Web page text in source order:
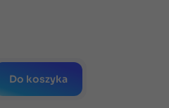
Do koszyka